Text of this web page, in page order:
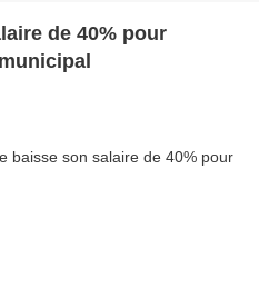
de 40% pour